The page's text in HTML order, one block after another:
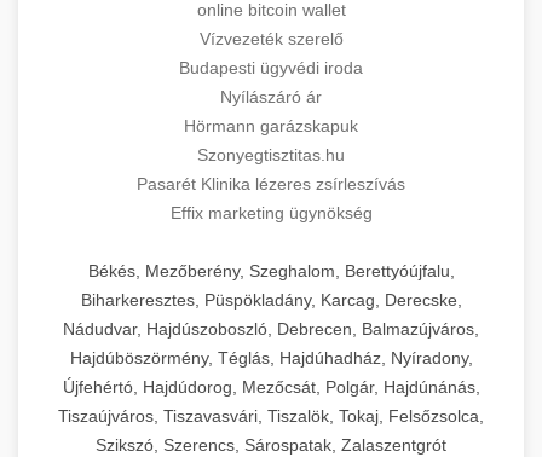
online bitcoin wallet
Vízvezeték szerelő
Budapesti ügyvédi iroda
Nyílászáró ár
Hörmann garázskapuk
Szonyegtisztitas.hu
Pasarét Klinika lézeres zsírleszívás
Effix marketing ügynökség
Békés, Mezőberény, Szeghalom, Berettyóújfalu,
Biharkeresztes, Püspökladány, Karcag, Derecske,
Nádudvar, Hajdúszoboszló, Debrecen, Balmazújváros,
Hajdúböszörmény, Téglás, Hajdúhadház, Nyíradony,
Újfehértó, Hajdúdorog, Mezőcsát, Polgár, Hajdúnánás,
Tiszaújváros, Tiszavasvári, Tiszalök, Tokaj, Felsőzsolca,
Szikszó, Szerencs, Sárospatak, Zalaszentgrót